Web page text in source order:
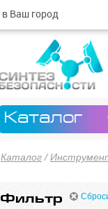
Каталог
в Ваш город
Каталог /
Фильтр